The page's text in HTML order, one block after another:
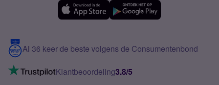
Meerdere nummers
5G internet
Mobiel internet
Mobiel abonnement
Contact
VoLTE 4G bellen
Al 36 keer de beste volgens de Consumentenbond
Klantbeoordeling3.8/5